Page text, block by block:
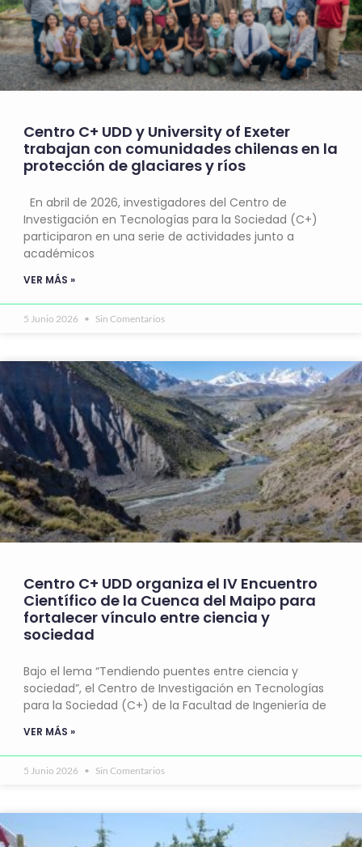
Centro C+ UDD y University of Exeter
trabajan con comunidades chilenas en la
protección de glaciares y ríos
En abril de 2026, investigadores del Centro de
Investigación en Tecnologías para la Sociedad (C+)
participaron en una serie de actividades junto a
académicos
VER MÁS »
5 Junio 2026 Sin Comentarios
Centro C+ UDD organiza el IV Encuentro
Científico de la Cuenca del Maipo para
fortalecer vínculo entre ciencia y
sociedad
Bajo el lema “Tendiendo puentes entre ciencia y
sociedad”, el Centro de Investigación en Tecnologías
para la Sociedad (C+) de la Facultad de Ingeniería de
VER MÁS »
5 Junio 2026 Sin Comentarios